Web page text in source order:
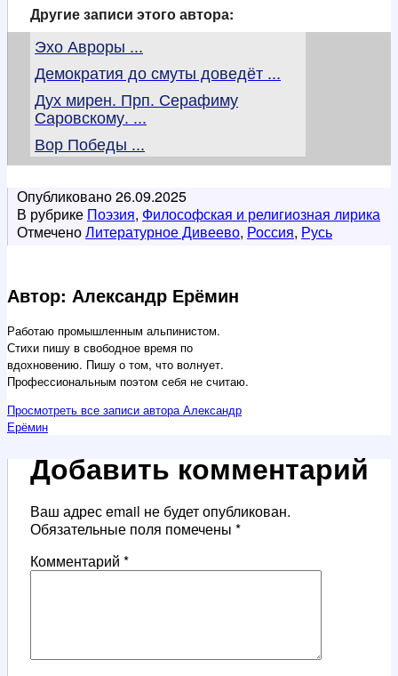
Другие записи этого автора:
Эхо Авроры ...
Демократия до смуты доведёт ...
Дух мирен. Прп. Серафиму
Саровскому. ...
Вор Победы ...
Опубликовано26.09.2025
В рубрике Поэзия, Философская и религиозная лирика
ОтмеченоЛитературное Дивеево, Россия, Русь
Автор: Александр Ерёмин
Работаю промышленным альпинистом.
Стихи пишу в свободное время по
вдохновению. Пишу о том, что волнует.
Профессиональным поэтом себя не считаю.
Просмотреть все записи автора Александр
Ерёмин
Добавить комментарий
Ваш адрес email не будет опубликован.
Обязательные поля помечены *
Комментарий *